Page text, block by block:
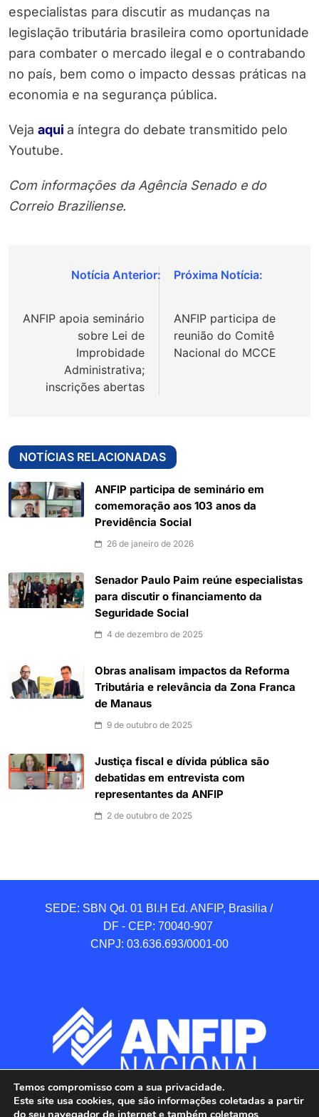
especialistas para discutir as mudanças na
legislação tributária brasileira como oportunidade
para combater o mercado ilegal e o contrabando
no país, bem como o impacto dessas práticas na
economia e na segurança pública.
Veja aqui a íntegra do debate transmitido pelo
Youtube.
Com informações da Agência Senado e do
Correio Braziliense.
Navegação
Post
ANFIP apoia seminário
sobre Lei de
Improbidade
Administrativa;
inscrições abertas
ANFIP participa de
reunião do Comitê
Nacional do MCCE
NOTÍCIAS RELACIONADAS
ANFIP participa de seminário em
comemoração aos 103 anos da
Previdência Social
26 de janeiro de 2026
Senador Paulo Paim reúne especialistas
para discutir o financiamento da
Seguridade Social
4 de dezembro de 2025
Obras analisam impactos da Reforma
Tributária e relevância da Zona Franca
de Manaus
9 de outubro de 2025
Justiça fiscal e dívida pública são
debatidas em entrevista com
representantes da ANFIP
2 de outubro de 2025
SEDE: SBN Qd. 01 BI.H Ed. ANFIP, Brasilia /
DF - CEP: 70040-907
CNPJ: 03.636.693/0001-00
Temos compromisso com a sua privacidade.
Este site usa cookies, que são informações coletadas a partir
do seu navegador de internet e também coletamos